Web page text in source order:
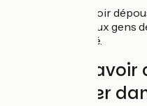
On va pouvoir
proposer aux gens
et de qualité.
Pourquoi
te déplacer